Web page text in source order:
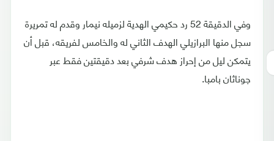
وفي الدقيقة 52 رد حكيمي الهدية لزميله نيمار وقدم له تمريرة
سجل منها البرازيلي الهدف الثاني له والخامس لفريقه، قبل أن
يتمكن ليل من إحراز هدف شرفي بعد دقيقتين فقط عبر
جوناثان بامبا.